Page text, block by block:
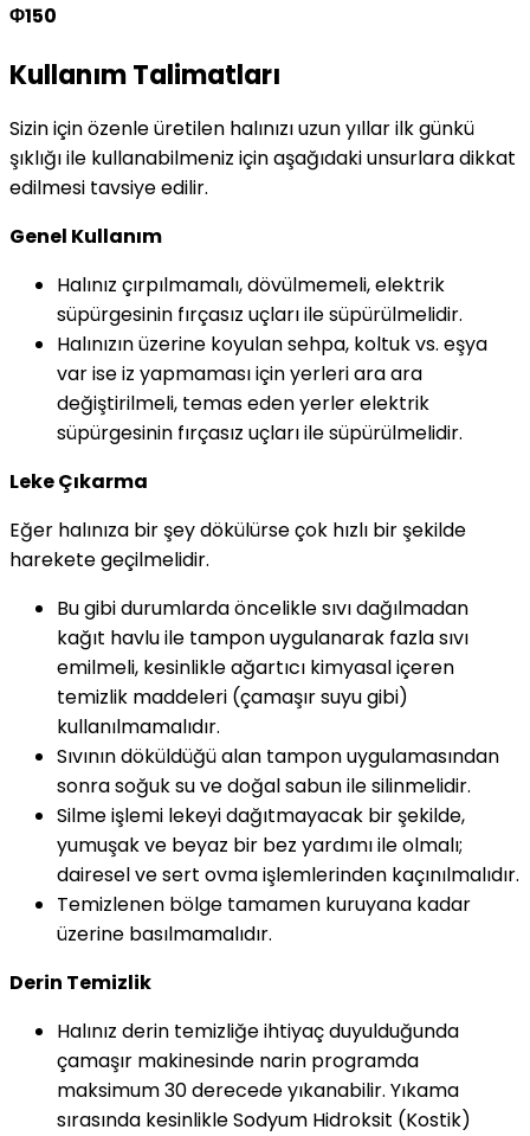
Φ150
Kullanım Talimatları
Sizin için özenle üretilen halınızı uzun yıllar ilk günkü
şıklığı ile kullanabilmeniz için aşağıdaki unsurlara dikkat
edilmesi tavsiye edilir.
Genel Kullanım
Halınız çırpılmamalı, dövülmemeli, elektrik
süpürgesinin fırçasız uçları ile süpürülmelidir.
Halınızın üzerine koyulan sehpa, koltuk vs. eşya
var ise iz yapmaması için yerleri ara ara
değiştirilmeli, temas eden yerler elektrik
süpürgesinin fırçasız uçları ile süpürülmelidir.
Leke Çıkarma
Eğer halınıza bir şey dökülürse çok hızlı bir şekilde
harekete geçilmelidir.
Bu gibi durumlarda öncelikle sıvı dağılmadan
kağıt havlu ile tampon uygulanarak fazla sıvı
emilmeli, kesinlikle ağartıcı kimyasal içeren
temizlik maddeleri (çamaşır suyu gibi)
kullanılmamalıdır.
Sıvının döküldüğü alan tampon uygulamasından
sonra soğuk su ve doğal sabun ile silinmelidir.
Silme işlemi lekeyi dağıtmayacak bir şekilde,
yumuşak ve beyaz bir bez yardımı ile olmalı;
dairesel ve sert ovma işlemlerinden kaçınılmalıdır.
Temizlenen bölge tamamen kuruyana kadar
üzerine basılmamalıdır.
Derin Temizlik
Halınız derin temizliğe ihtiyaç duyulduğunda
çamaşır makinesinde narin programda
maksimum 30 derecede yıkanabilir. Yıkama
sırasında kesinlikle Sodyum Hidroksit (Kostik)